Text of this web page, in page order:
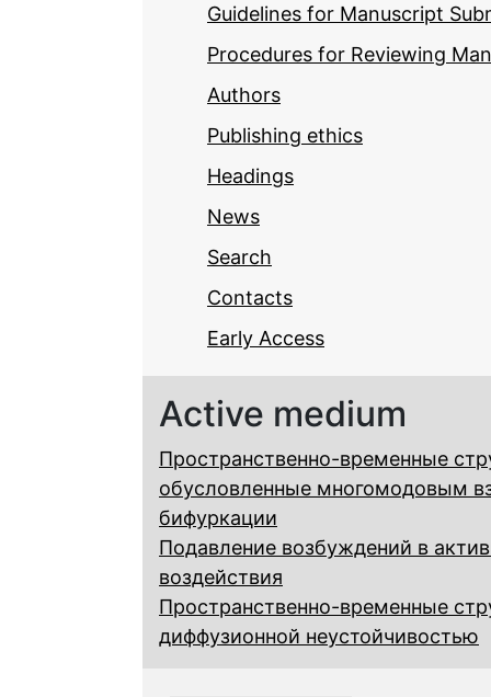
Guidelines for Manuscript
Procedures for Reviewing
Authors
Publishing ethics
Headings
News
Search
Contacts
Early Access
Active medium
Пространственно-временные
обусловленные многомодовым
бифуркации
Подавление возбуждений в
воздействия
Пространственно-временные
диффузионной неустойчивостью